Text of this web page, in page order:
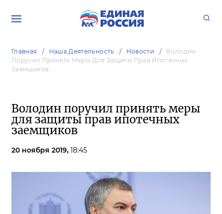
Главная Наша Деятельность Новости
Володин
Поручил Принять Меры Для Защиты Прав Ипотечных
Заемщиков
Володин поручил принять меры
для защиты прав ипотечных
заемщиков
20 ноября 2019, 18:45